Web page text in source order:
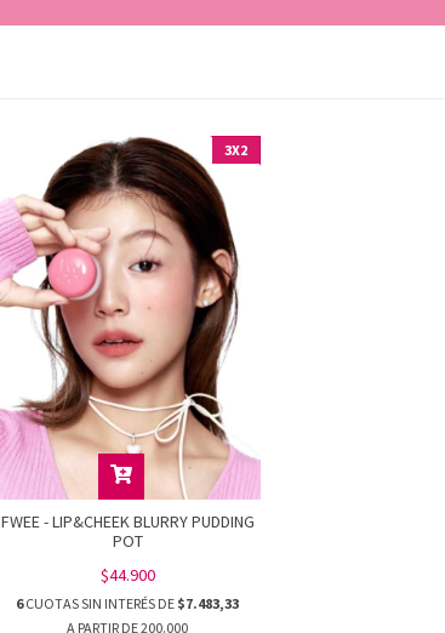
3X2
FWEE - LIP&CHEEK BLURRY PUDDING
POT
$44.900
6CUOTAS SIN INTERÉS DE $7.483,33